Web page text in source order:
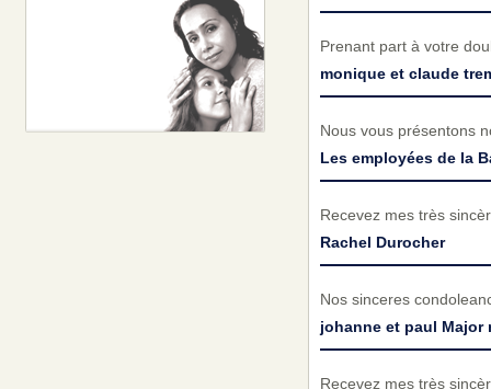
Prenant part à votre
monique et claude
Nous vous présentons
Les employées de la
Recevez mes très
Rachel Durocher
Nos sinceres
johanne et paul Major
Recevez mes très